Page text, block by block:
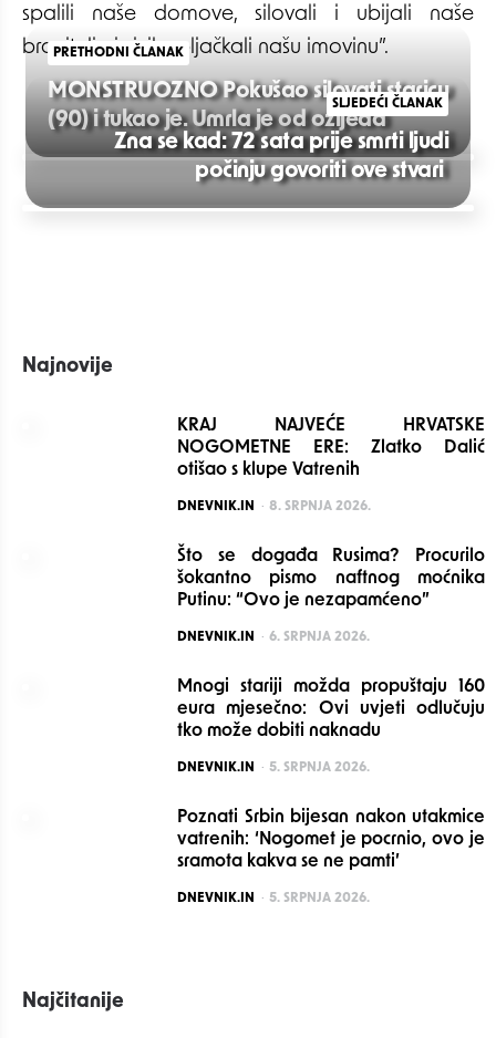
spalili naše domove, silovali i ubijali naše
branitelje i civile, pljačkali našu imovinu”.
Post
navigation
PRETHODNI ČLANAK
MONSTRUOZNO Pokušao silovati staricu
(90) i tukao je. Umrla je od ozljeda
SLJEDEĆI ČLANAK
Zna se kad: 72 sata prije smrti ljudi
počinju govoriti ove stvari
Najnovije
KRAJ NAJVEĆE HRVATSKE
NOGOMETNE ERE: Zlatko Dalić
otišao s klupe Vatrenih
POSTED
DNEVNIK.IN 8. SRPNJA 2026.
Što se događa Rusima? Procurilo
šokantno pismo naftnog moćnika
Putinu: “Ovo je nezapamćeno”
POSTED
DNEVNIK.IN 6. SRPNJA 2026.
Mnogi stariji možda propuštaju 160
eura mjesečno: Ovi uvjeti odlučuju
tko može dobiti naknadu
POSTED
DNEVNIK.IN 5. SRPNJA 2026.
Poznati Srbin bijesan nakon utakmice
vatrenih: ‘Nogomet je pocrnio, ovo je
sramota kakva se ne pamti’
POSTED
DNEVNIK.IN 5. SRPNJA 2026.
Najčitanije